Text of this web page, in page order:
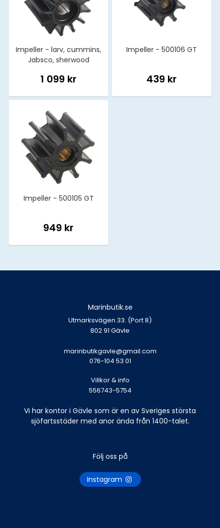
Impeller - larv, cummins,
Jabsco, sherwood
1 099 kr
Impeller - 500106 GT
439 kr
Impeller - 500105 GT
949 kr
Marinbutik.se
Utmarksvägen 33. (Port 8)
802 91 Gävle
marinbutikgavle@gmail.com
076-104 53 01
Villkor & info
556743-5754
Vi har kontor i Gävle som är en av Sveriges största
sjöfartsstäder med anor ända från 1400-talet.
Följ oss på
Instagram